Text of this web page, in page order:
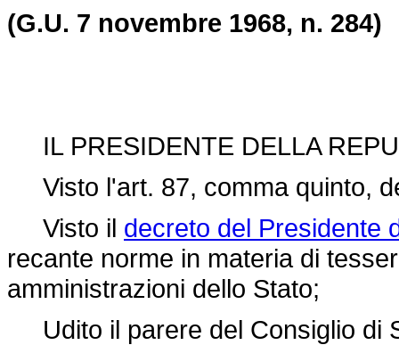
(G.U. 7 novembre 1968, n. 284)
IL PRESIDENTE DELLA
Visto l'art. 87, comma quinto,
Visto il decreto del Presidente
recante norme in materia di
amministrazioni dello Stato;
Udito il parere del Consiglio di